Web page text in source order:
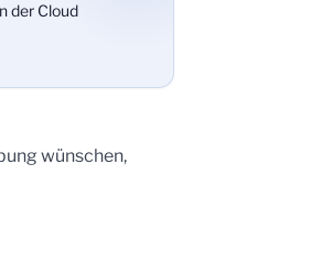
der Cloud
wünschen,